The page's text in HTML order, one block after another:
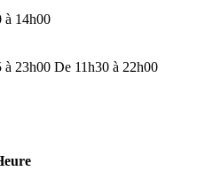
à 14h00
à 23h00 De 11h30 à 22h00